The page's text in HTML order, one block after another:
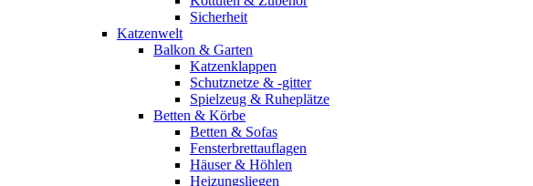
Sicherheit
Katzenwelt
Balkon & Garten
Katzenklappen
Schutznetze & -gitter
Spielzeug & Ruheplätze
Betten & Körbe
Betten & Sofas
Fensterbrettauflagen
Häuser & Höhlen
Heizungsliegen